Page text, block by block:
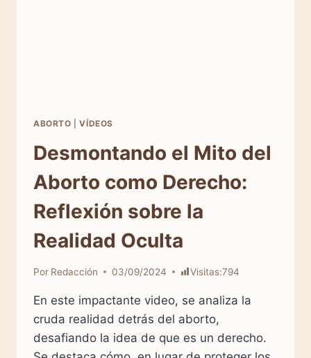
ABORTO |VÍDEOS
Desmontando el Mito del
Aborto como Derecho:
Reflexión sobre la
Realidad Oculta
Por Redacción 03/09/2024 Visitas:794
En este impactante video, se analiza la
cruda realidad detrás del aborto,
desafiando la idea de que es un derecho.